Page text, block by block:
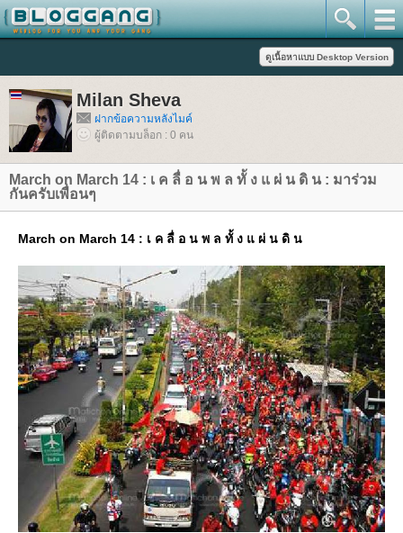
Milan Sheva
ฝากข้อความหลังไมค์
ผู้ติดตามบล็อก : 0 คน
March on March 14 : เ ค ลื่ อ น พ ล ทั้ ง แ ผ่ น ดิ น : มาร่วม
กันครับเพื่อนๆ
March on March 14 : เ ค ลื่ อ น พ ล ทั้ ง แ ผ่ น ดิ น